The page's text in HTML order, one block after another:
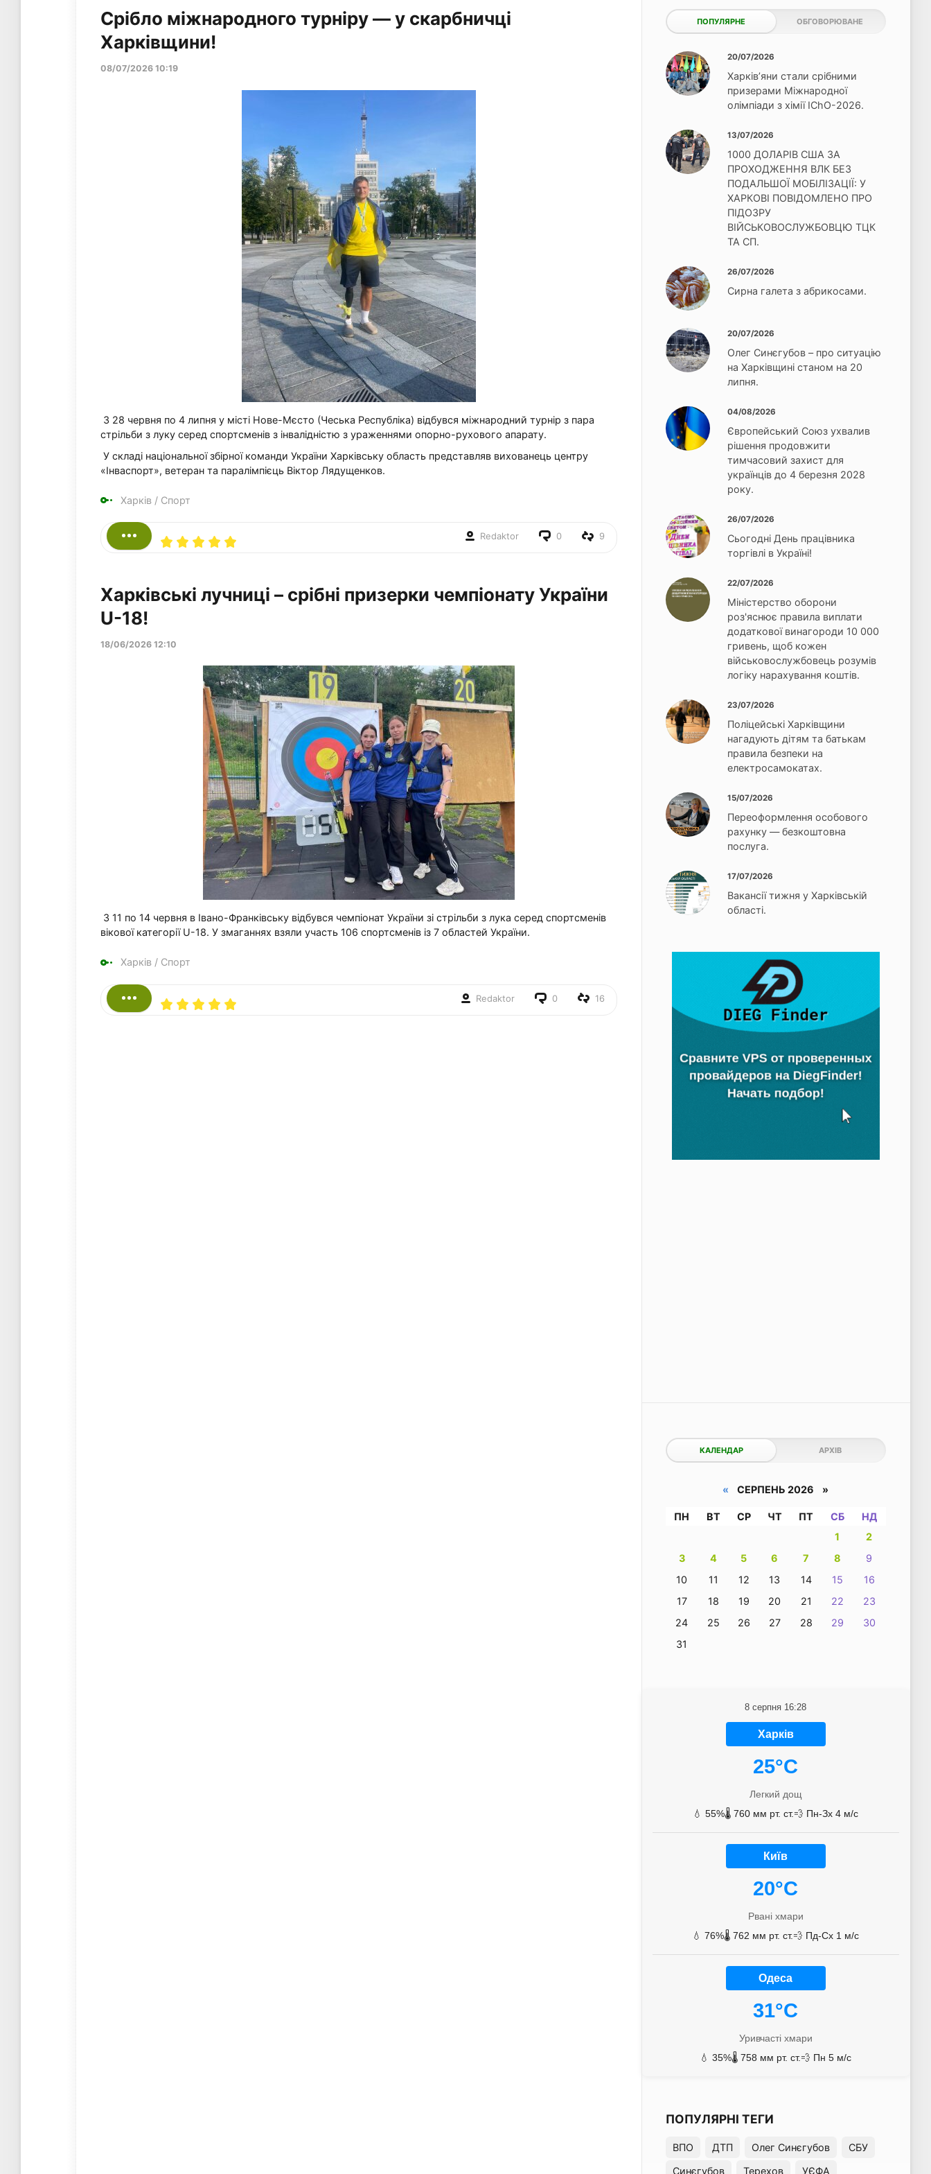
Срібло міжнародного турніру — у скарбничці
Харківщини!
08/07/2026 10:19
З 28 червня по 4 липня у місті Нове-Мєсто (Чеська Республіка) відбувся міжнародний турнір з пара
стрільби з луку серед спортсменів з інвалідністю з ураженнями опорно-рухового апарату.
У складі національної збірної команди України Харківську область представляв вихованець центру
«Інваспорт», ветеран та паралімпієць Віктор Лядущенков.
Харків / Спорт
Redaktor 0 9
Харківські лучниці – срібні призерки чемпіонату України
U-18!
18/06/2026 12:10
З 11 по 14 червня в Івано-Франківську відбувся чемпіонат України зі стрільби з лука серед спортсменів
вікової категорії U-18. У змаганнях взяли участь 106 спортсменів із 7 областей України.
Харків / Спорт
Redaktor 0 16
ПОПУЛЯРНЕ ОБГОВОРЮВАНЕ
20/07/2026
Харків’яни стали срібними
призерами Міжнародної
олімпіади з хімії IChO-2026.
13/07/2026
1000 ДОЛАРІВ США ЗА
ПРОХОДЖЕННЯ ВЛК БЕЗ
ПОДАЛЬШОЇ МОБІЛІЗАЦІЇ: У
ХАРКОВІ ПОВІДОМЛЕНО ПРО
ПІДОЗРУ
ВІЙСЬКОВОСЛУЖБОВЦЮ ТЦК
ТА СП.
26/07/2026
Сирна галета з абрикосами.
20/07/2026
Олег Синєгубов – про ситуацію
на Харківщині станом на 20
липня.
04/08/2026
Європейський Союз ухвалив
рішення продовжити
тимчасовий захист для
українців до 4 березня 2028
року.
26/07/2026
Сьогодні День працівника
торгівлі в Україні!
22/07/2026
Міністерство оборони
роз'яснює правила виплати
додаткової винагороди 10 000
гривень, щоб кожен
військовослужбовець розумів
логіку нарахування коштів.
23/07/2026
Поліцейські Харківщини
нагадують дітям та батькам
правила безпеки на
електросамокатах.
15/07/2026
Переоформлення особового
рахунку — безкоштовна
послуга.
17/07/2026
Вакансії тижня у Харківській
області.
КАЛЕНДАР АРХІВ
« СЕРПЕНЬ 2026 »
ПН ВТ СР ЧТ ПТ СБ
НД
1
2
3
4 5 6 7 8
9
10
11 12 13 14 15
16
17
18 19 20 21 22
23
24
25 26 27 28 29
30
31
8 серпня 16:28
Харків
25°C
Легкий дощ
💧 55%🌡️ 760 мм рт. ст.💨 Пн-Зх 4 м/с
Київ
20°C
Рвані хмари
💧 76%🌡️ 762 мм рт. ст.💨 Пд-Сх 1 м/с
Одеса
31°C
Уривчасті хмари
💧 35%🌡️ 758 мм рт. ст.💨 Пн 5 м/с
ПОПУЛЯРНІ ТЕГИ
ВПО ДТП Олег Синєгубов
СБУ
Синєгубов
Терехов УЄФА